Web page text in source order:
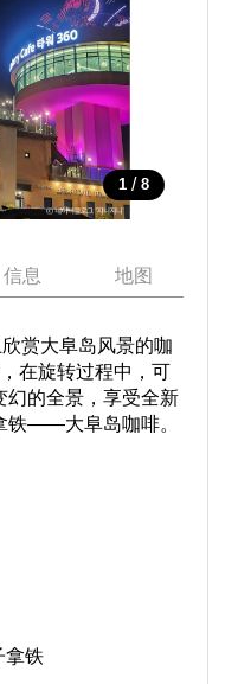
1 / 8
信息 地图
赏大阜岛风景的咖
在旋转过程中，可
幻的全景，享受全新
铁——大阜岛咖啡。
拿铁